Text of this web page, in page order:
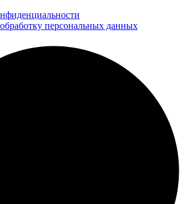
персональных данных